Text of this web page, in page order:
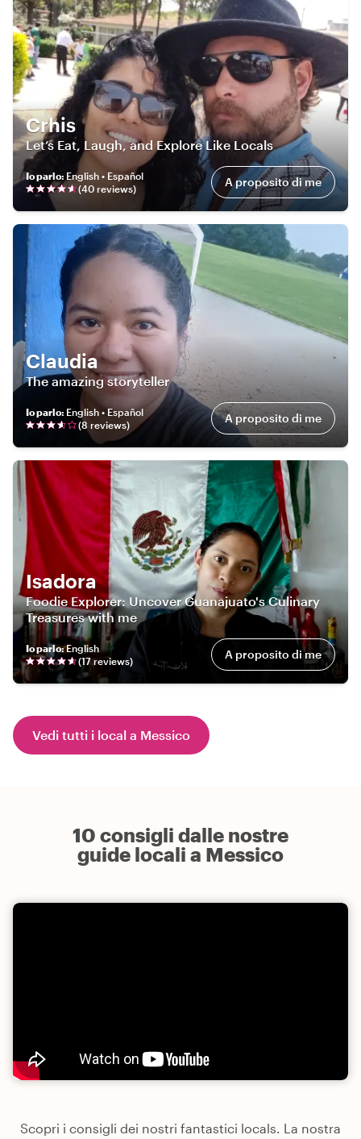
Crhis
Let’s Eat, Laugh, and Explore Like Locals
Io parlo: English • Español
(40 reviews) A proposito di me
Claudia
The amazing storyteller
Io parlo: English • Español
(8 reviews) A proposito di me
Isadora
Foodie Explorer: Uncover Guanajuato's Culinary
Treasures with me
Io parlo:English
(17reviews) A proposito di me
Vedi tutti i local a Messico
10 consigli dalle nostre
guide locali a Messico
Scopri i consigli dei nostri fantastici locals. La nostra